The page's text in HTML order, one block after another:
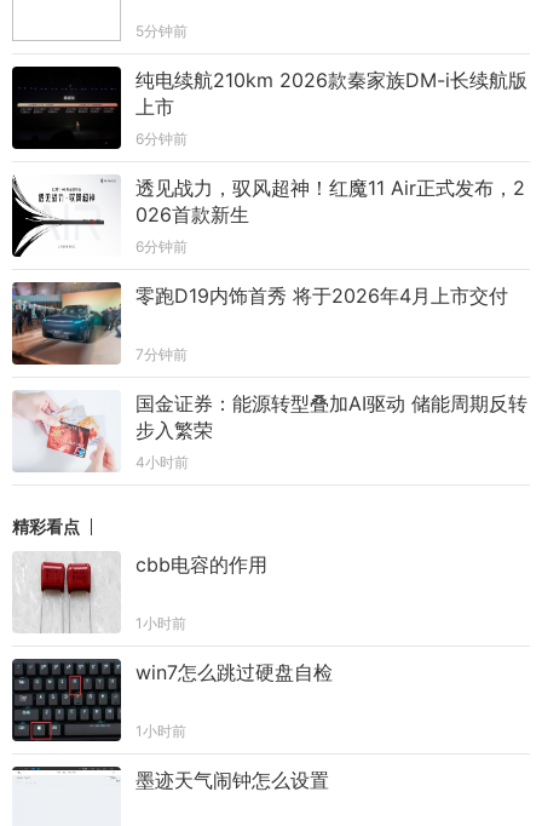
5分钟前
纯电续航210km 2026款秦家族DM-i长续航版
上市
6分钟前
透见战力，驭风超神！红魔11 Air正式发布，2
026首款新生
6分钟前
零跑D19内饰首秀 将于2026年4月上市交付
7分钟前
国金证券：能源转型叠加AI驱动 储能周期反转
步入繁荣
4小时前
精彩看点
cbb电容的作用
1小时前
win7怎么跳过硬盘自检
1小时前
墨迹天气闹钟怎么设置